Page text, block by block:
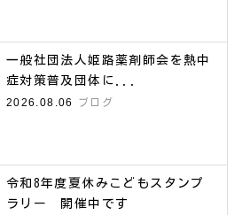
一般社団法人姫路薬剤師会を熱中
症対策普及団体に...
2026.08.06
ブログ
令和8年度夏休みこどもスタンプ
ラリー 開催中です